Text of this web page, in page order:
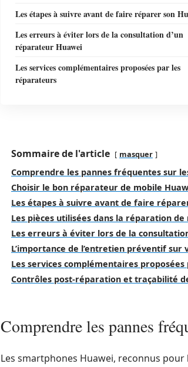
Les étapes à suivre avant de faire réparer son
Les erreurs à éviter lors de la consultation d’un
réparateur Huawei
Les services complémentaires proposées par les
réparateurs
Sommaire de l'article masquer
Comprendre les pannes fréquentes sur
Choisir le bon réparateur de mobile
Les étapes à suivre avant de faire
Les pièces utilisées dans la réparation
Les erreurs à éviter lors de la
L’importance de l’entretien préventif sur
Les services complémentaires
Contrôles post-réparation et traçabilité
Comprendre les pannes
Les smartphones Huawei, reconnus